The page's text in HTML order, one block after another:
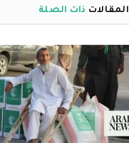
المقالات ذات الصلة